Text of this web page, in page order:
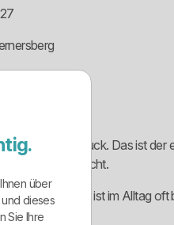
Regionalaufdruck. Das ist
greifbar macht.
Zuständigkeit ist im Alltag
sich zu leicht.
über
dieses
Sie Ihre